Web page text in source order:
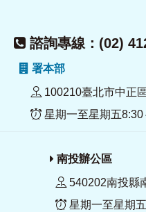
諮詢專線：(02)
署本部
100210臺北市中正
星期一至星期五8:30
南投辦公區
540202南投縣
星期一至星期